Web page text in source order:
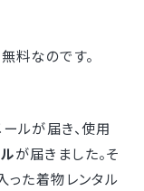
料なのです。
ルが届き、使用
が届きました。そ
った着物レンタル